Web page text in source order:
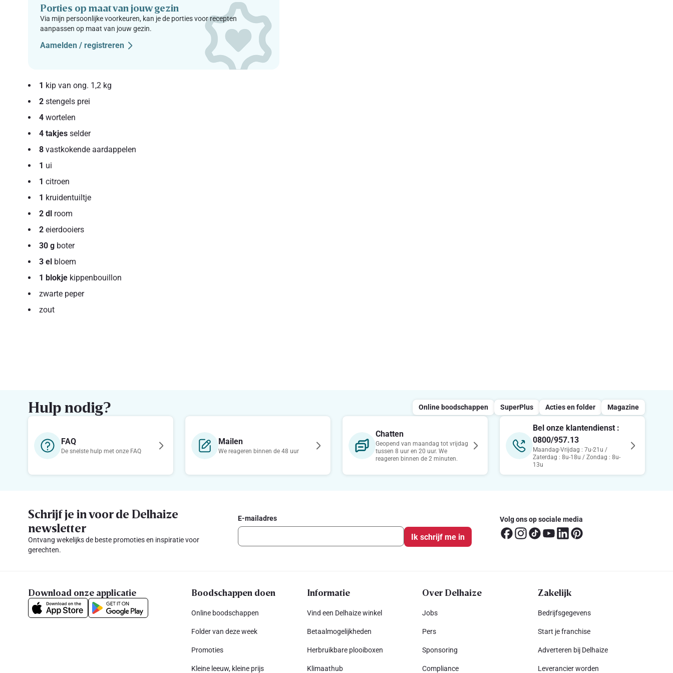
Porties op maat van jouw gezin
Via mijn persoonlijke voorkeuren, kan je de porties voor recepten
aanpassen op maat van jouw gezin.
Aamelden / registreren
1 kip van ong. 1,2 kg
2stengels prei
4wortelen
4 takjes selder
8vastkokende aardappelen
1 ui
1citroen
1 kruidentuiltje
2 dl room
2eierdooiers
30 g boter
3 el bloem
1 blokje kippenbouillon
zwarte peper
zout
Hulp nodig? Online boodschappen SuperPlus Acties en folder Magazine
FAQ
De snelste hulp met onze FAQ
Mailen
We reageren binnen de 48 uur
Chatten
Geopend van maandag tot vrijdag
tussen 8 uur en 20 uur. We
reageren binnen de 2 minuten.
Bel onze klantendienst :
0800/957.13
Maandag-Vrijdag : 7u-21u /
Zaterdag : 8u-18u / Zondag : 8u-
13u
Schrijf je in voor de Delhaize
newsletter
Ontvang wekelijks de beste promoties en inspiratie voor
gerechten.
E-mailadres
Ik schrijf me in
Volg ons op sociale media
Download onze applicatie Boodschappen doen
Online boodschappen
Folder van deze week
Promoties
Kleine leeuw, kleine prijs
Informatie
Vind een Delhaize winkel
Betaalmogelijkheden
Herbruikbare plooiboxen
Klimaathub
Over Delhaize
Jobs
Pers
Sponsoring
Compliance
Zakelijk
Bedrijfsgegevens
Start je franchise
Adverteren bij Delhaize
Leverancier worden